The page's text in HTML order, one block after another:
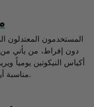
المستخدمون المعتدلون
دون إفراط، من يأتي
أكياس النيكوتين يومياً
مناسبة أيضًا للاستخدام طوال اليوم دون تراكم.